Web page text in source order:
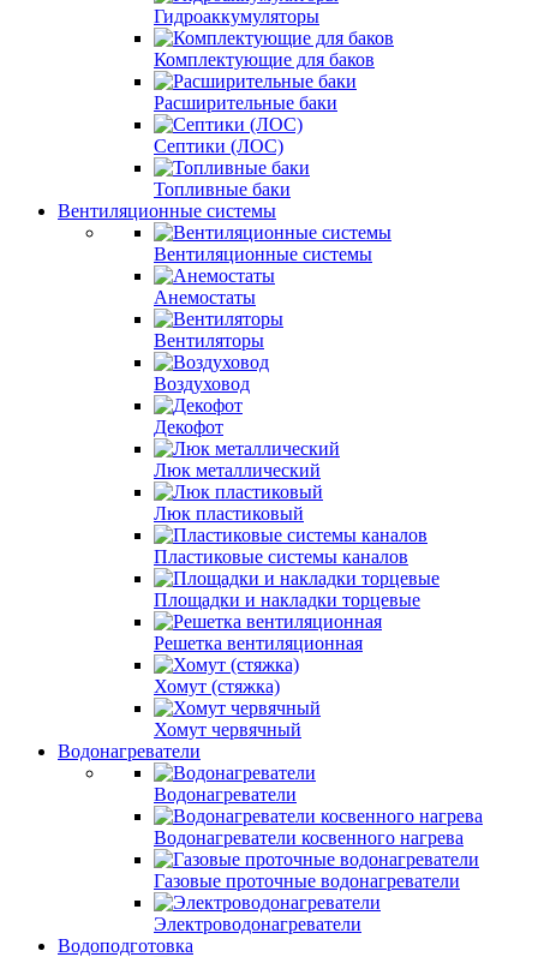
Гидроаккумуляторы
Комплектующие для баков
Расширительные баки
Септики (ЛОС)
Топливные баки
Вентиляционные системы
Вентиляционные системы
Анемостаты
Вентиляторы
Воздуховод
Декофот
Люк металлический
Люк пластиковый
Пластиковые системы каналов
Площадки и накладки торцевые
Решетка вентиляционная
Хомут (стяжка)
Хомут червячный
Водонагреватели
Водонагреватели
Водонагреватели косвенного нагрева
Газовые проточные водонагреватели
Электроводонагреватели
Водоподготовка